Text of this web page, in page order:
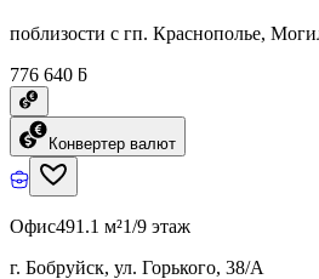
поблизости с гп. Краснополье,
776 640 ƃ
Конвертер валют
Офис491.1 м²1/9 этаж
г. Бобруйск, ул. Горького, 38/А